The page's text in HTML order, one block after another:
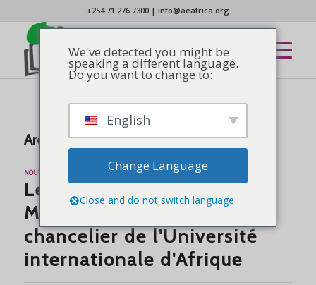
+254 71 276 7300| info@aeafrica.org
Archive d’étiquettes pour :Kenya
NOUVELLES
Le Dr Maître Oboletswe
Matlhaope nommé
chancelier de l'Université
internationale d'Afrique
We've detected you might be
speaking a different language.
Do you want to change to:
English
Change Language
Close and do not switch language